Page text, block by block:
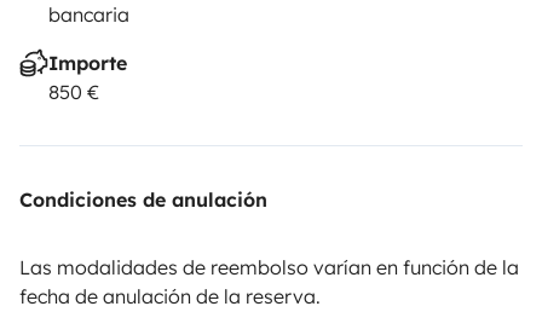
bancaria
Importe
850 €
Condiciones de anulación
Las modalidades de reembolso varían en función de la
fecha de anulación de la reserva.